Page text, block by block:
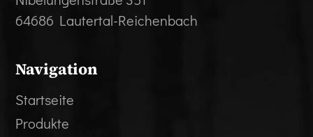
64686 Lautertal-Reichenbach
Navigation
Startseite
Produkte